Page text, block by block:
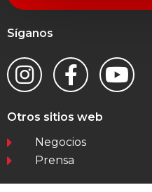
Síganos
Otros sitios web
Negocios
Prensa